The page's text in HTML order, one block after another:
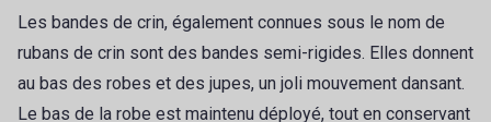
Les bandes de crin, également connues sous le nom de
rubans de crin sont des bandes semi-rigides. Elles donnent
au bas des robes et des jupes, un joli mouvement dansant.
Le bas de la robe est maintenu déployé, tout en conservant